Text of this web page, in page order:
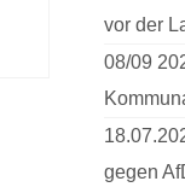
vor der
08/09
gegen